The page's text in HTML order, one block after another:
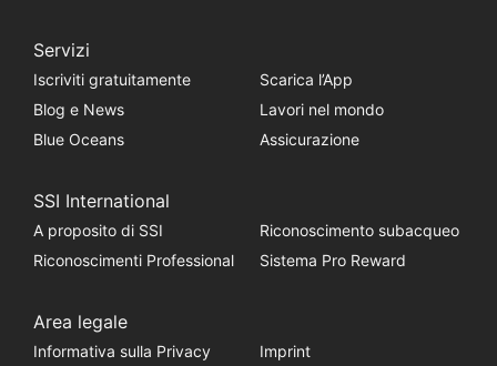
Servizi
Iscriviti gratuitamente
Scarica l’App
Blog e News
Lavori nel mondo
Blue Oceans
Assicurazione
SSI International
A proposito di SSI
Riconoscimento subacqueo
Riconoscimenti Professional
Sistema Pro Reward
Area legale
Informativa sulla Privacy Imprint